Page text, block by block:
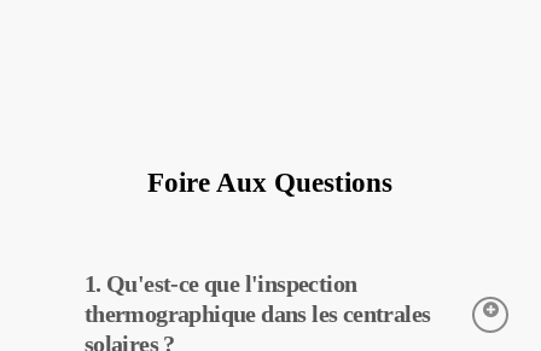
Foire Aux Questions
1. Qu'est-ce que l'inspection
thermographique dans les centrales
solaires ?